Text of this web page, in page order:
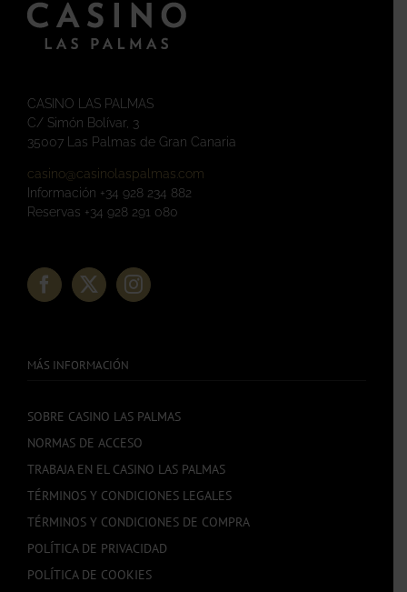
CASINO LAS PALMAS
C/ Simón Bolívar, 3
35007 Las Palmas de Gran Canaria
casino@casinolaspalmas.com
Información +34 928 234 882
Reservas +34 928 291 080
MÁS INFORMACIÓN
SOBRE CASINO LAS PALMAS
NORMAS DE ACCESO
TRABAJA EN EL CASINO LAS PALMAS
TÉRMINOS Y CONDICIONES LEGALES
TÉRMINOS Y CONDICIONES DE COMPRA
POLÍTICA DE PRIVACIDAD
POLÍTICA DE COOKIES